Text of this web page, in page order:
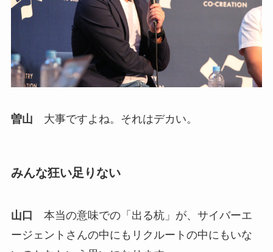
曽山 大事ですよね。それはデカい。
みんな狂い足りない
山口 本当の意味での「出る杭」が、サイバーエ
ージェントさんの中にもリクルートの中にもいな